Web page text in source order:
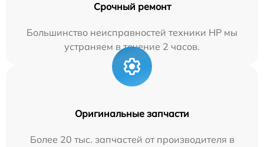
Срочный ремонт
Большинство неисправностей техники HP мы
устраняем в течение 2 часов.
Оригинальные запчасти
Более 20 тыс. запчастей от производителя в